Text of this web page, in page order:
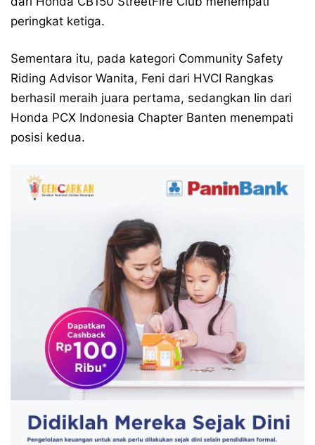
peringkat ketiga.
Sementara itu, pada kategori Community Safety
Riding Advisor Wanita, Feni dari HVCI Rangkas
berhasil meraih juara pertama, sedangkan Iin dari
Honda PCX Indonesia Chapter Banten menempati
posisi kedua.